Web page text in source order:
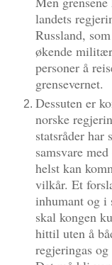
landets
Russland,
økende
personer å
grensevernet.
Dessuten er
norske
statsråder har
samsvare
helst kan
vilkår. Et
inhumant og i
skal kongen
hittil uten å
regjeringas og